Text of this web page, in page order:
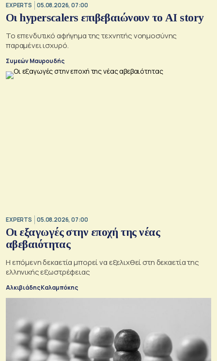
EXPERTS 05.08.2026, 07:00
Οι hyperscalers επιβεβαιώνουν το AI story
Το επενδυτικό αφήγημα της τεχνητής νοημοσύνης
παραμένει ισχυρό.
Συμεών Μαυρουδής
EXPERTS 05.08.2026, 07:00
Οι εξαγωγές στην εποχή της νέας
αβεβαιότητας
Η επόμενη δεκαετία μπορεί να εξελιχθεί στη δεκαετία της
ελληνικής εξωστρέφειας
Αλκιβιάδης Καλαμπόκης